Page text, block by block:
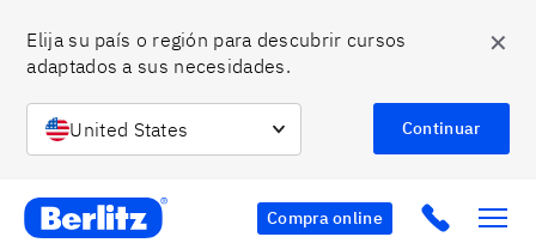
Elija su país o región para descubrir cursos
adaptados a sus necesidades.
United States Continuar
✕
Berlitz Chile Compra online Click to